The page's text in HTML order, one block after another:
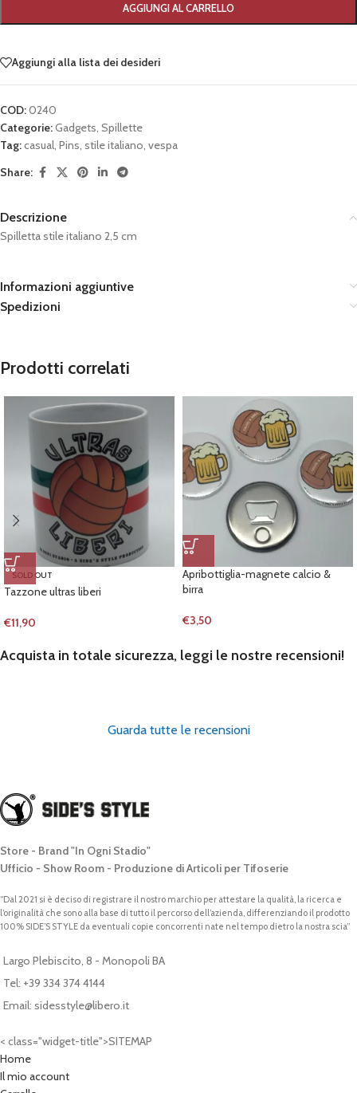
AGGIUNGI AL CARRELLO
Aggiungi alla lista dei desideri
COD:0240
Categorie:Gadgets Spillette
Tag:casual Pins stile italiano vespa
Share:
Descrizione
Spilletta stile italiano 2,5 cm
Informazioni aggiuntive
Spedizioni
Prodotti correlati
SOLD OUT
Tazzone ultras liberi
€11,90
Apribottiglia-magnete calcio &
birra
€3,50
Acquista in totale sicurezza, leggi le nostre recensioni!
Guarda tutte le recensioni
Store - Brand "In Ogni Stadio"
Ufficio - Show Room - Produzione di Articoli per Tifoserie
“Dal 2021 si è deciso di registrare il nostro marchio per attestare la qualità, la ricerca e
l’originalità che sono alla base di tutto il percorso dell’azienda, differenziando il prodotto
100% SIDE’S STYLE da eventuali copie concorrenti nate nel tempo dietro la nostra scia”
Largo Plebiscito, 8 - Monopoli BA
Tel: +39 334 374 4144
Email: sidesstyle@libero.it
< class="widget-title">SITEMAP
Home
Il mio account